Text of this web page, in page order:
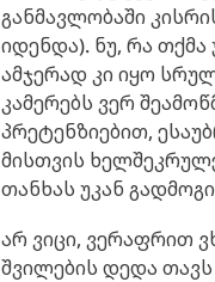
განმავლობაში
იდენდა). ნუ, რა თქმა
ამჯერად კი იყო
კამერებს ვერ
პრეტენზიებით,
მისთვის
თანხას უკან
არ ვიცი, ვერაფრით
შვილების დედა